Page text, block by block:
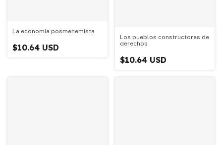
La economía posmenemista
$10.64 USD
Los pueblos constructores de
derechos
$10.64 USD